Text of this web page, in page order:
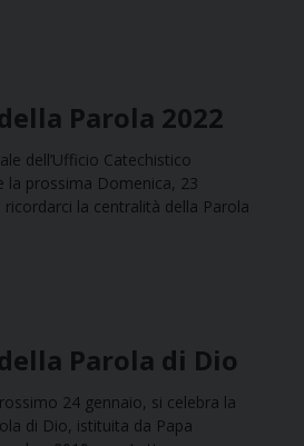
Parola 2022
dell’Ufficio Catechistico
la prossima Domenica, 23
la centralità della Parola
Parola di Dio
24 gennaio, si celebra la
di Dio, istituita da Papa